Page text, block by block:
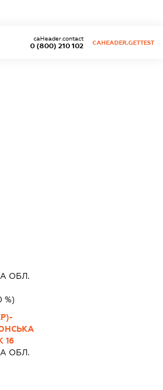
0 (800) 210 102
caHeader.contact
CAHEADER.GETTEST
ОБЛ.
%)
16
ОБЛ.